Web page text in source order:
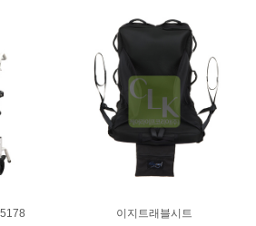
이지트래블시트